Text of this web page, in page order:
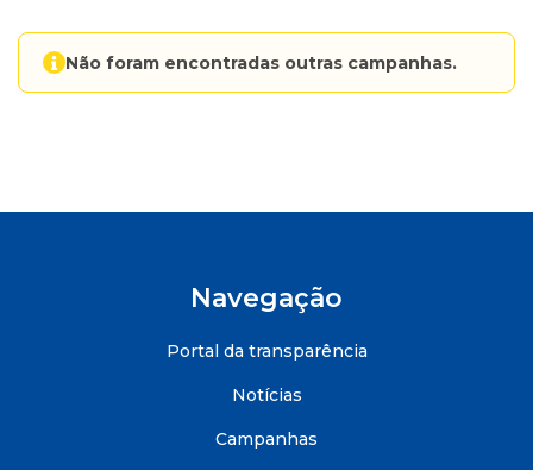
Não foram encontradas outras campanhas.
Navegação
Portal da transparência
Notícias
Campanhas